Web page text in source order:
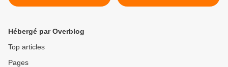
Hébergé par Overblog
Top articles
Pages